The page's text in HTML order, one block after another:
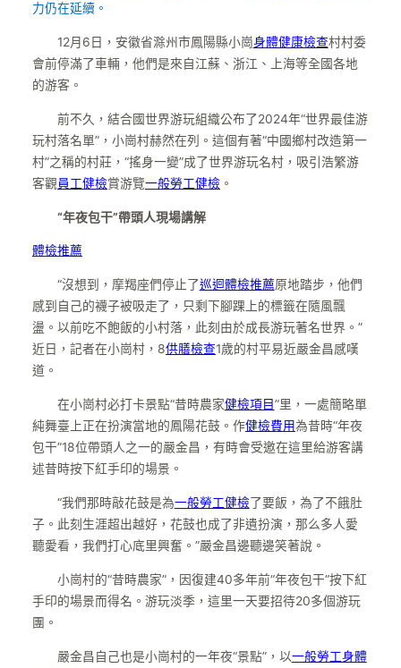
力仍在延續。
12月6日，安徽省滁州市鳳陽縣小崗身體健康檢查村村委
會前停滿了車輛，他們是來自江蘇、浙江、上海等全國各地
的游客。
前不久，結合國世界游玩組織公布了2024年“世界最佳游
玩村落名單”，小崗村赫然在列。這個有著“中國鄉村改造第一
村”之稱的村莊，“搖身一變”成了世界游玩名村，吸引浩繁游
客觀員工健檢賞游覽一般勞工健檢 。
“年夜包干”帶頭人現場講解
體檢推薦
“沒想到，摩羯座們停止了巡迴體檢推薦原地踏步，他們
感到自己的襪子被吸走了，只剩下腳踝上的標籤在隨風飄
盪。以前吃不飽飯的小村落，此刻由於成長游玩著名世界。”
近日，記者在小崗村，8供膳檢查1歲的村平易近嚴金昌感嘆
道。
在小崗村必打卡景點“昔時農家健檢項目”里，一處簡略單
純舞臺上正在扮演當地的鳳陽花鼓。作健檢費用為昔時“年夜
包干”18位帶頭人之一的嚴金昌，有時會受邀在這里給游客講
述昔時按下紅手印的場景。
“我們那時敲花鼓是為一般勞工健檢了要飯，為了不餓肚
子。此刻生涯超出越好，花鼓也成了非遺扮演，那么多人愛
聽愛看，我們打心底里興奮。”嚴金昌邊聽邊笑著說。
小崗村的“昔時農家”，因復建40多年前“年夜包干”按下紅
手印的場景而得名。游玩淡季，這里一天要招待20多個游玩
團。
嚴金昌自己也是小崗村的一年夜“景點”，以一般勞工身體